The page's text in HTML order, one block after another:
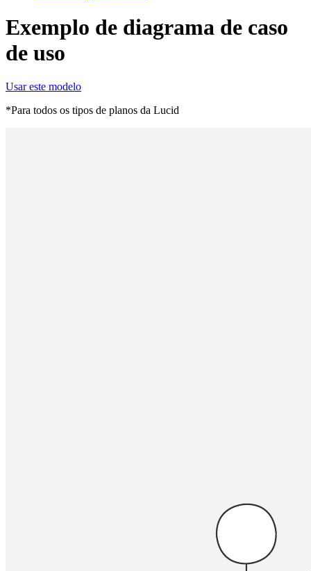
Exemplo de diagrama de caso
de uso
Usar este modelo
*Para todos os tipos de planos da Lucid